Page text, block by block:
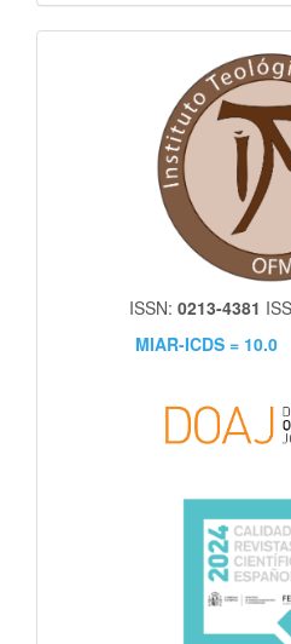
ISSN: 0213-4381
MIAR-ICDS = 10.0